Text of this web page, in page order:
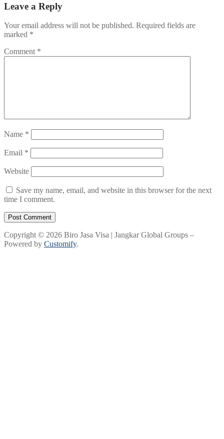
Leave a Reply
Your email address will not be published. Required fields are
marked *
Comment *
Name *
Email *
Website
Save my name, email, and website in this browser for the next
time I comment.
Copyright © 2026 Biro Jasa Visa | Jangkar Global Groups –
Powered by Customify.